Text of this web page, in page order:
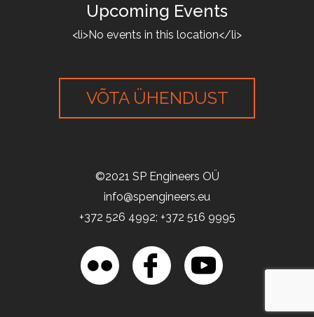
Upcoming Events
<li>No events in this location</li>
VÕTA ÜHENDUST
©2021 SP Engineers OÜ
info@spengineers.eu
+372 526 4992; +372 516 9995